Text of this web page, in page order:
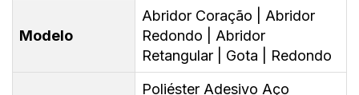
Modelo
Abridor Coração | Abridor
Redondo | Abridor
Retangular | Gota | Redondo
Poliéster Adesivo Aço